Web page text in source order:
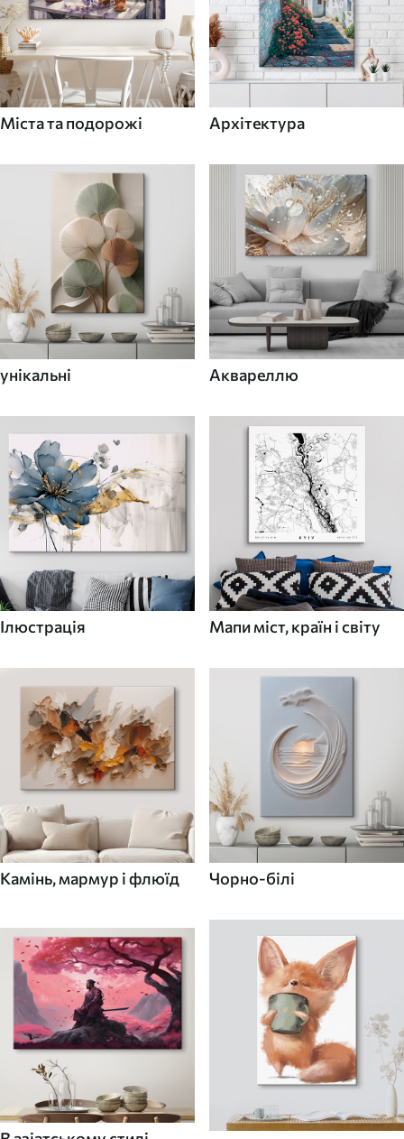
Міста та подорожі Архітектура
унікальні Аквареллю
Ілюстрація Мапи міст, країн і світу
Камінь, мармур і флюїд Чорно-білі